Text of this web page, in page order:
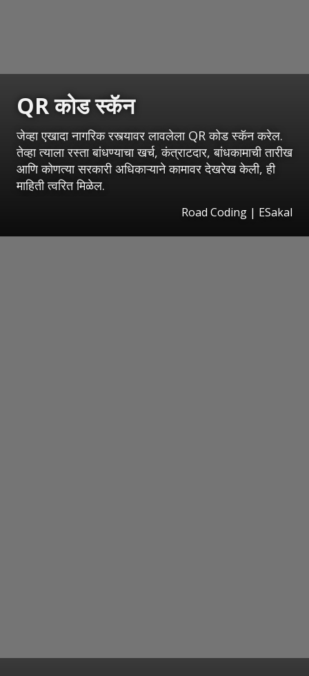
QR कोड स्कॅन
जेव्हा एखादा नागरिक रस्त्यावर लावलेला QR कोड स्कॅन करेल.
तेव्हा त्याला रस्ता बांधण्याचा खर्च, कंत्राटदार, बांधकामाची तारीख
आणि कोणत्या सरकारी अधिकाऱ्याने कामावर देखरेख केली, ही
माहिती त्वरित मिळेल.
Road Coding | ESakal